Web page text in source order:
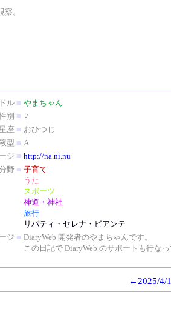
。
ル ■ やまちゃん
別 ■ ♂
座 ■ おひつじ
型 ■ A
ジ ■ http://na.ni.nu
野 ■ 子育て
うた
スポーツ
神道・神社
旅行
リバティ・セレナ・ビアンテ
ジ ■ DiaryWeb 開発者のやまちゃんです。
この日記で DiaryWeb のサポートも行な
←2025/4/